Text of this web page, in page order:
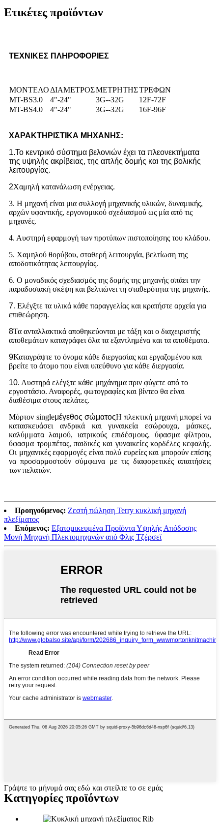
Ετικέτες προϊόντων
ΤΕΧΝΙΚΕΣ ΠΛΗΡΟΦΟΡΙΕΣ
ΜΟΝΤΕΛΟ ΔΙΑΜΕΤΡΟΣΜΕΤΡΗΤΗΣΤΡΕΦΩΝ
MT-BS3.0
4"-24" 3G--32G
12F-72F
MT-BS4.0
4"-24" 3G--32G 16F-96F
ΧΑΡΑΚΤΗΡΙΣΤΙΚΑ ΜΗΧΑΝΗΣ:
1.Το κεντρικό σύστημα βελονιών έχει τα πλεονεκτήματα
της υψηλής ακρίβειας, της απλής δομής και της βολικής
λειτουργίας.
2Χαμηλή κατανάλωση ενέργειας.
3. Η μηχανή είναι μια συλλογή μηχανικής υλικών, δυναμικής,
αρχών υφαντικής, εργονομικού σχεδιασμού ως μία από τις
μηχανές.
4. Αυστηρή εφαρμογή των προτύπων πιστοποίησης του κλάδου.
5. Χαμηλού θορύβου, σταθερή λειτουργία, βελτίωση της
αποδοτικότητας λειτουργίας.
6. Ο μοναδικός σχεδιασμός της δομής της μηχανής σπάει την
παραδοσιακή σκέψη και βελτιώνει τη σταθερότητα της μηχανής.
7. Ελέγξτε τα υλικά κάθε παραγγελίας και κρατήστε αρχεία για
επιθεώρηση.
8Τα ανταλλακτικά αποθηκεύονται με τάξη και ο διαχειριστής
αποθεμάτων καταγράφει όλα τα εξαντλημένα και τα αποθέματα.
9Καταγράψτε το όνομα κάθε διεργασίας και εργαζομένου και
βρείτε το άτομο που είναι υπεύθυνο για κάθε διεργασία.
10. Αυστηρά ελέγξτε κάθε μηχάνημα πριν φύγετε από το
εργοστάσιο. Αναφορές, φωτογραφίες και βίντεο θα είναι
διαθέσιμα στους πελάτες.
Μόρτον singleμέγεθος σώματοςΗ πλεκτική μηχανή μπορεί να
κατασκευάσει ανδρικά και γυναικεία εσώρουχα, μάσκες,
καλύμματα λαιμού, ιατρικούς επιδέσμους, ύφασμα φίλτρου,
ύφασμα τρομπέτας, παιδικές και γυναικείες κορδέλες κεφαλής.
Οι μηχανικές εφαρμογές είναι πολύ ευρείες και μπορούν επίσης
να προσαρμοστούν σύμφωνα με τις διαφορετικές απαιτήσεις
των πελατών.
Προηγούμενος: Ζεστή πώληση Terry κυκλική μηχανή
πλεξίματος
Επόμενος: Εξατομικευμένα Προϊόντα Υψηλής Απόδοσης
Μονή Μηχανή Πλεκτομηχανών από Φλις Τζέρσεϊ
Γράψτε το μήνυμά σας εδώ και στείλτε το σε εμάς
Κατηγορίες προϊόντων